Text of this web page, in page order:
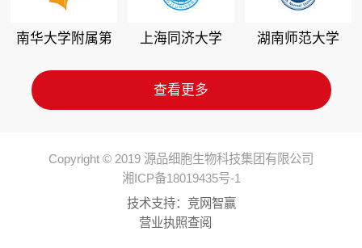
南华大学附属第
上海同济大学 湖南师范大学
查看更多
Copyright © 2019 源品细胞生物科技集团有限公司
湘ICP备18019435号-1
技术支持： 竞网智赢
营业执照查阅